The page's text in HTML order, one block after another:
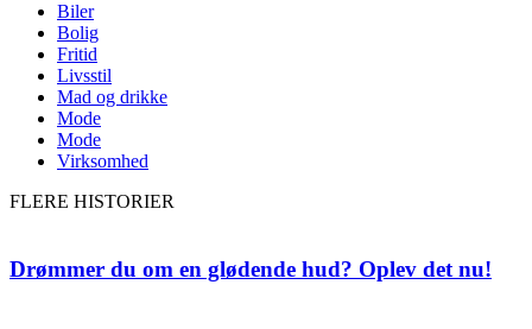
Biler
Bolig
Fritid
Livsstil
Mad og drikke
Mode
Mode
Virksomhed
FLERE HISTORIER
Drømmer du om en glødende hud? Oplev det nu!